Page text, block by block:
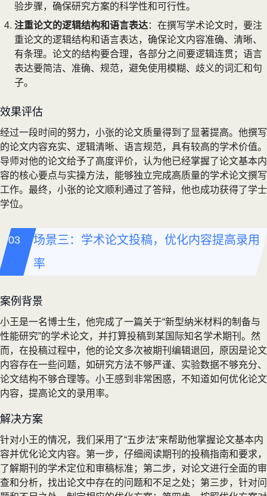
验步骤，确保研究方案的科学性和可行性。
注重论文的逻辑结构和语言表达：在撰写学术论文时，要注
重论文的逻辑结构和语言表达，确保论文内容准确、清晰、
有条理。论文的结构要合理，各部分之间要逻辑连贯；语言
表达要简洁、准确、规范，避免使用模糊、歧义的词汇和句
子。
效果评估
经过一段时间的努力，小张的论文质量得到了显著提高。他撰写
的论文内容充实、逻辑清晰、语言规范，具有较高的学术价值。
导师对他的论文给予了高度评价，认为他已经掌握了论文基本内
容的核心要点与实操方法，能够独立完成高质量的学术论文撰写
工作。最终，小张的论文顺利通过了答辩，他也成功获得了学士
学位。
场景三：学术论文投稿，优化内容提高录用
率
案例背景
小王是一名博士生，他完成了一篇关于“新型纳米材料的制备与
性能研究”的学术论文，并打算投稿到某国际知名学术期刊。然
而，在投稿过程中，他的论文多次被期刊编辑退回，原因是论文
内容存在一些问题，如研究方法不够严谨、实验数据不够充分、
论文结构不够合理等。小王感到非常困惑，不知道如何优化论文
内容，提高论文的录用率。
解决方案
针对小王的情况，我们采用了“五步法”来帮助他掌握论文基本内
容并优化论文内容。第一步，仔细阅读期刊的投稿指南和要求，
了解期刊的学术定位和审稿标准；第二步，对论文进行全面的审
查和分析，找出论文中存在的问题和不足之处；第三步，针对问